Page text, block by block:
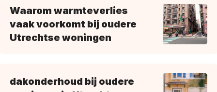
Waarom warmteverlies
vaak voorkomt bij oudere
Utrechtse woningen
dakonderhoud bij oudere